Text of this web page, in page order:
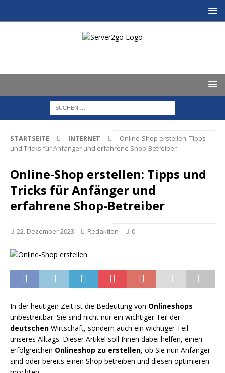
STARTSEITE INTERNET
Online-Shop erstellen: Tipps
und Tricks für Anfänger und erfahrene Shop-Betreiber
Online-Shop erstellen: Tipps und
Tricks für Anfänger und
erfahrene Shop-Betreiber
22. Dezember 2023 Redaktion 0
In der heutigen Zeit ist die Bedeutung von Onlineshops
unbestreitbar. Sie sind nicht nur ein wichtiger Teil der
deutschen Wirtschaft, sondern auch ein wichtiger Teil
unseres Alltags. Dieser Artikel soll Ihnen dabei helfen, einen
erfolgreichen Onlineshop zu erstellen, ob Sie nun Anfänger
sind oder bereits einen Shop betreiben und diesen optimieren